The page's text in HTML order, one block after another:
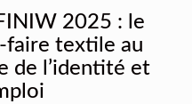
2025 : le
faire textile au
de l’identité et